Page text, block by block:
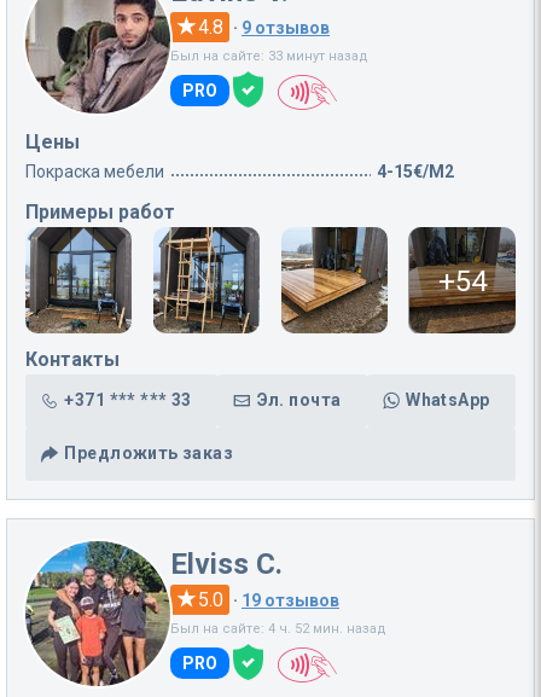
4.8 · 9 отзывов
Был на сайте: 33 минут назад
PRO
Цены
Покраска мебели 4-15€/M2
Примеры работ
+54
Контакты
+371 *** *** 33 Эл. почта WhatsApp
Предложить заказ
Elviss C.
5.0 · 19 отзывов
Был на сайте: 4 ч. 52 мин. назад
PRO